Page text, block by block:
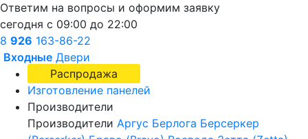
Ответим на вопросы и оформим заявку
сегодня с 09:00 до 22:00
8 926 163-86-22
Входные Двери
Распродажа
Изготовление панелей
Производители
Производители Аргус Берлога Берсеркер